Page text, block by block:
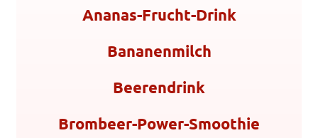
Ananas-Frucht-Drink
Bananenmilch
Beerendrink
Brombeer-Power-Smoothie